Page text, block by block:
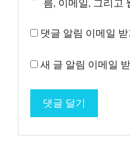
름, 이메일, 그리고
댓글 알림 이메일 받
새 글 알림 이메일